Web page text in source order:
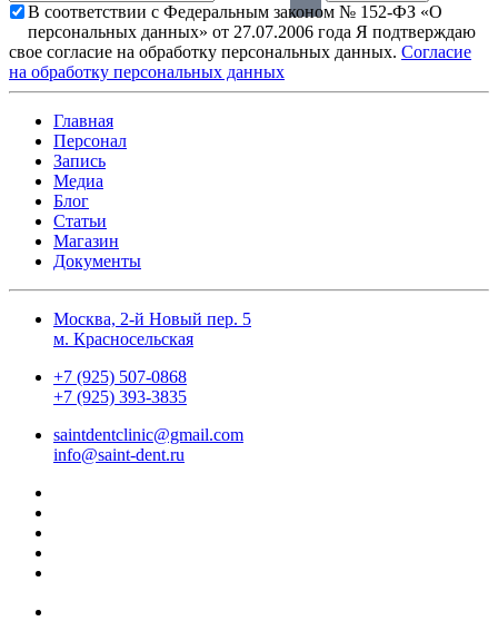
В соответствии с Федеральным законом № 152-ФЗ «О
персональных данных» от 27.07.2006 года Я подтверждаю
свое согласие на обработку персональных данных. Согласие
на обработку персональных данных
Главная
Персонал
Запись
Медиа
Блог
Статьи
Магазин
Документы
Москва, 2-й Новый пер. 5
м. Красносельская
+7 (925) 507-0868
+7 (925) 393-3835
saintdentclinic@gmail.com
info@saint-dent.ru